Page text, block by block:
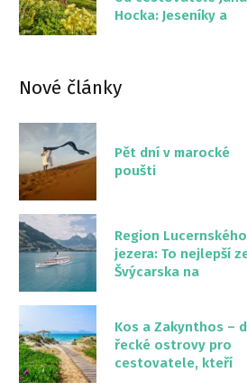
Hocka: Jeseníky a
Nové články
Pět dní v marocké
poušti
Region Lucernského
jezera: To nejlepší
Švýcarska na
Kos a Zakynthos –
řecké ostrovy pro
cestovatele, kteří